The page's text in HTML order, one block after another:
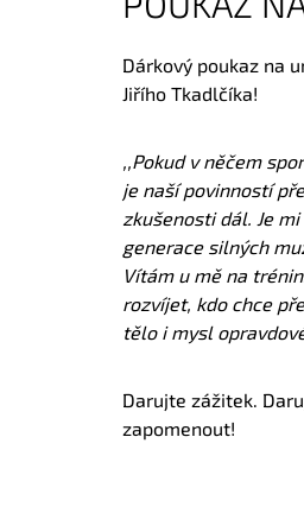
Dárkový poukaz na
Jiřího Tkadlčíka!
,,Pokud v něčem
je naší povinností
zkušenosti dál. Je
generace silných
Vítám u mě na
rozvíjet, kdo chce
tělo i mysl
Darujte zážitek.
zapomenout!